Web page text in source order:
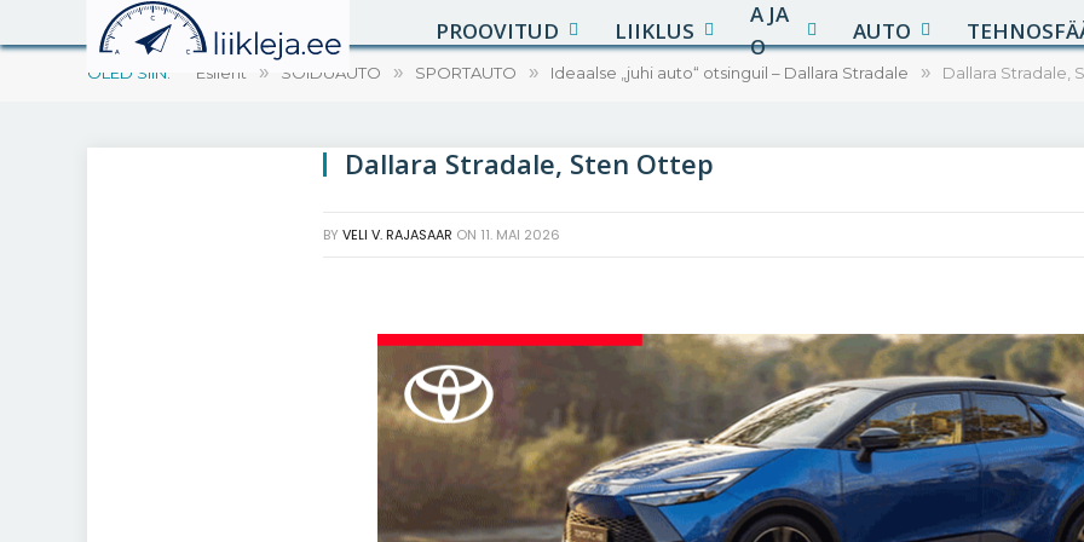
PROOVITUD LIIKLUS
A JA
O
AUTO
OLED SIIN: Esileht » SÕIDUAUTO » SPORTAUTO » Ideaalse „juhi auto“ otsinguil – Dallara Stradale » Dallara Stradale,
Dallara Stradale, Sten Ottep
BY VELI V. RAJASAAR ON 11. MAI 2026